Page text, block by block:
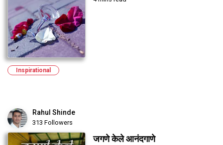
Inspirational
Rahul Shinde
313 Followers
जगणे केले आनंदगाणे